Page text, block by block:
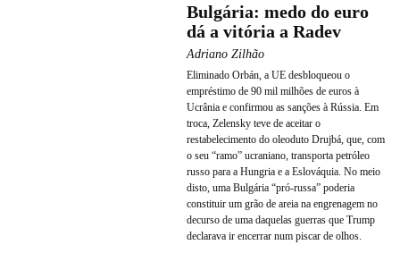
Bulgária: medo do euro
dá a vitória a Radev
Adriano Zilhão
Eliminado Orbán, a UE desbloqueou o
empréstimo de 90 mil milhões de euros à
Ucrânia e confirmou as sanções à Rússia. Em
troca, Zelensky teve de aceitar o
restabelecimento do oleoduto Drujbá, que, com
o seu “ramo” ucraniano, transporta petróleo
russo para a Hungria e a Eslováquia. No meio
disto, uma Bulgária “pró-russa” poderia
constituir um grão de areia na engrenagem no
decurso de uma daquelas guerras que Trump
declarava ir encerrar num piscar de olhos.